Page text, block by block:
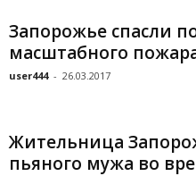
Запорожье спасли
масштабного
user444 - 26.03.2017
Жительница
пьяного мужа во